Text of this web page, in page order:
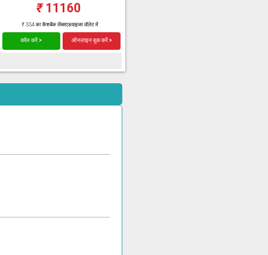
₹11160
₹ 334 का कैशबैक लैब्सएडवाइजर वॉलेट में
कॉल करें > ऑनलाइन बुक करें >